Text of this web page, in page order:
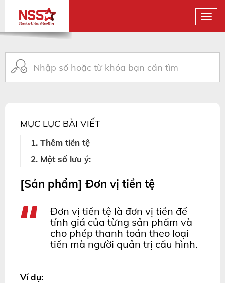
[Sản phẩm] Đơn vị tiền tệ
Đơn vị tiền tệ là đơn vị tiền để
tính giá của từng sản phẩm và
cho phép thanh toán theo loại
tiền mà người quản trị cấu hình.
Ví dụ:
MỤC LỤC BÀI VIẾT
1. Thêm tiền tệ
2. Một số lưu ý: